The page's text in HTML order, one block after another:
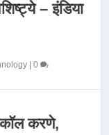
– इंडिया
|0
कॉल करणे,